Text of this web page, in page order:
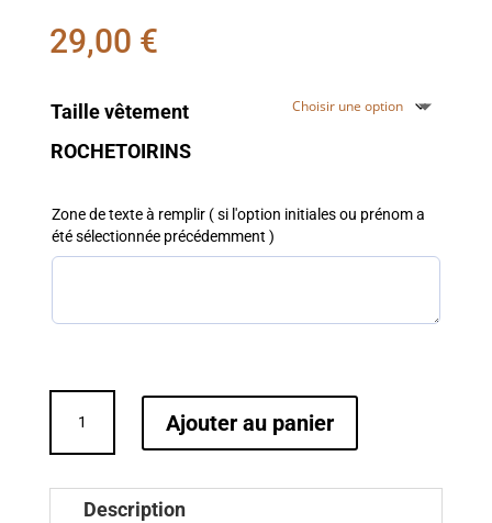
29,00 €
Taille vêtement
ROCHETOIRINS
Zone de texte à remplir ( si l'option initiales ou prénom a
été sélectionnée précédemment )
CAPUCHE
Ajouter au panier
Description